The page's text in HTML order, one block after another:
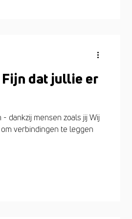
dat jullie er
dankzij mensen zoals jij Wij
verbindingen te leggen